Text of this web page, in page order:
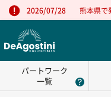
2026/07/28 熊本県で
パートワーク
一覧